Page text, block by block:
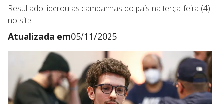
Resultado liderou as campanhas do país na terça-feira (4)
no site
Atualizada em05/11/2025